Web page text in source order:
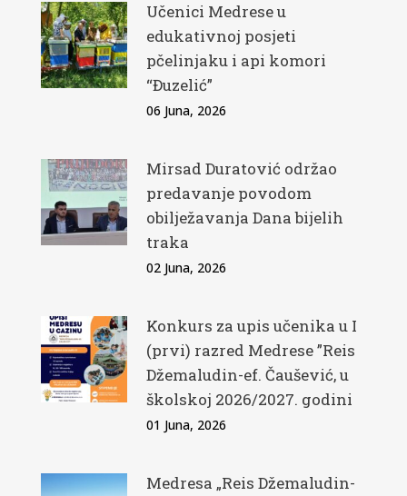
Učenici Medrese u
edukativnoj posjeti
pčelinjaku i api komori
“Đuzelić”
06 Juna, 2026
Mirsad Duratović održao
predavanje povodom
obilježavanja Dana bijelih
traka
02 Juna, 2026
Konkurs za upis učenika u I
(prvi) razred Medrese ”Reis
Džemaludin-ef. Čaušević, u
školskoj 2026/2027. godini
01 Juna, 2026
Medresa „Reis Džemaludin-